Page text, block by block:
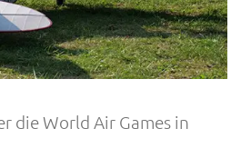
die World Air Games in